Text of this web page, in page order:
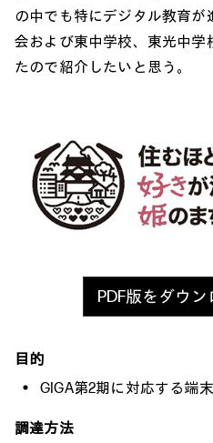
の中でも特にデジタル教育が
会および東中学校、東光中学
たので紹介したいと思う。
PDF版をダウ
目的
GIGA第2期に対応する端
調達方法